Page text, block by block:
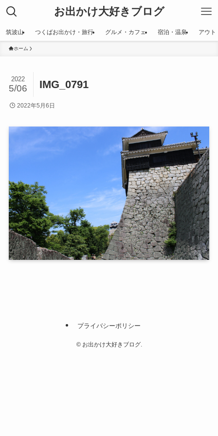
お出かけ大好きブログ
筑波山 つくばお出かけ・旅行 グルメ・カフェ 宿泊・温泉 アウト
ホーム
IMG_0791
2022
5/06
2022年5月6日
プライバシーポリシー
©お出かけ大好きブログ.